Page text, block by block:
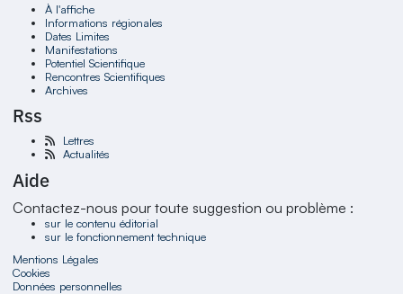
À l'affiche
Informations régionales
Dates Limites
Manifestations
Potentiel Scientifique
Rencontres Scientifiques
Archives
Rss
Lettres
Actualités
Aide
Contactez-nous pour toute suggestion ou problème :
sur le contenu éditorial
sur le fonctionnement technique
Mentions Légales
Cookies
Données personnelles